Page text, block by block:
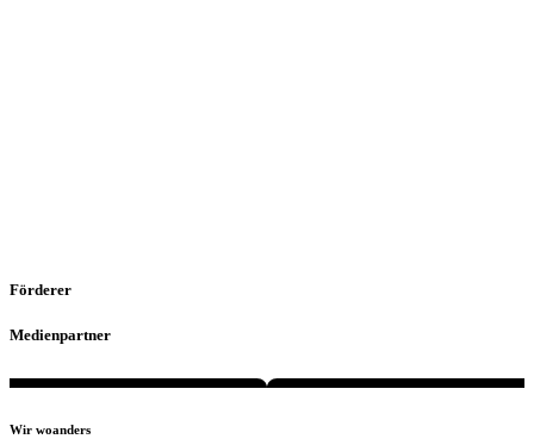
Förderer
Medienpartner
Wir woanders